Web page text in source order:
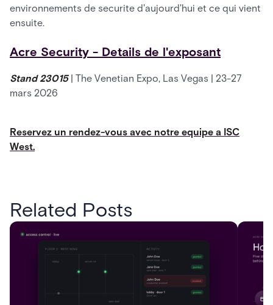
environnements de securite d'aujourd'hui et ce qui vient
ensuite.
Acre Security - Details de l'exposant
Stand 23015| The Venetian Expo, Las Vegas | 23-27
mars 2026
Reservez un rendez-vous avec notre equipe a ISC
West.
Related Posts